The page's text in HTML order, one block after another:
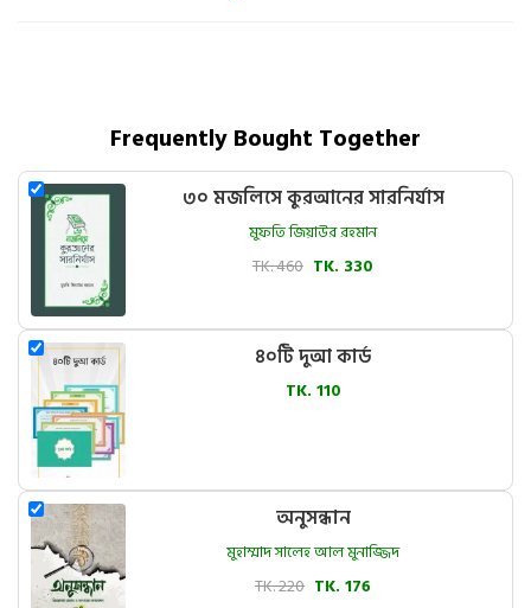
Frequently Bought Together
৩০ মজলিসে কুরআনের সারনির্যাস
মুফতি জিয়াউর রহমান
TK. 460 TK. 330
৪০টি দুআ কার্ড
TK. 110
অনুসন্ধান
মুহাম্মাদ সালেহ আল মুনাজ্জিদ
TK. 220 TK. 176